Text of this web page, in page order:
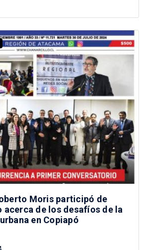
Moris participó de
de los desafíos de la
en Copiapó